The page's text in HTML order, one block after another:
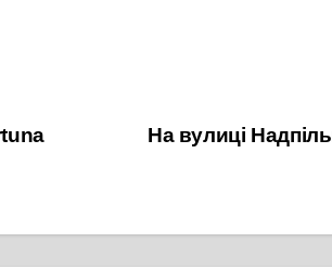
На вулиці